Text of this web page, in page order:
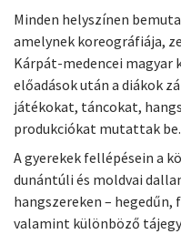
Minden helyszínen
amelynek koreográfiája,
Kárpát-medencei magyar
előadások után a diákok
játékokat, táncokat,
produkciókat mutattak be.
A gyerekek fellépésein a
dunántúli és moldvai
hangszereken –
valamint különböző